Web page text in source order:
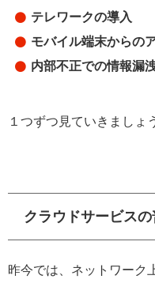
テレワークの導入
モバイル端末からの
内部不正での情報漏
１つずつ見ていきましょ
クラウドサービスの
昨今では、ネットワーク